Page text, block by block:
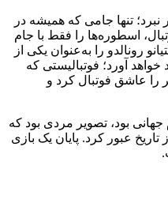
تنها جامی که همیشه در
اسطوره‌ها را فقط با جام
رونالدو را به‌عنوان یکی از
خواهد آورد؛ فوتبالیستی که
را عاشق فوتبال کرد و
جهانی بود، تصویر مردی بود که
تاریخ عبور کرد. پایان یک بازی